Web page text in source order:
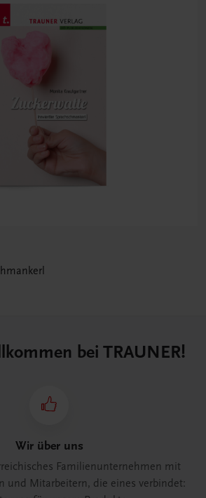
bei TRAUNER!
Wir über uns
Familienunternehmen mit
und Mitarbeitern, die eines verbindet: